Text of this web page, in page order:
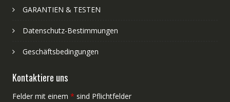
GARANTIEN & TESTEN
Datenschutz-Bestimmungen
Geschäftsbedingungen
Kontaktiere uns
Felder mit einem * sind Pflichtfelder